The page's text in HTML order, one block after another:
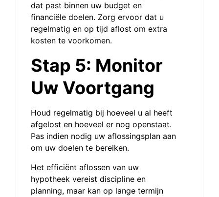
dat past binnen uw budget en
financiële doelen. Zorg ervoor dat u
regelmatig en op tijd aflost om extra
kosten te voorkomen.
Stap 5: Monitor
Uw Voortgang
Houd regelmatig bij hoeveel u al heeft
afgelost en hoeveel er nog openstaat.
Pas indien nodig uw aflossingsplan aan
om uw doelen te bereiken.
Het efficiënt aflossen van uw
hypotheek vereist discipline en
planning, maar kan op lange termijn